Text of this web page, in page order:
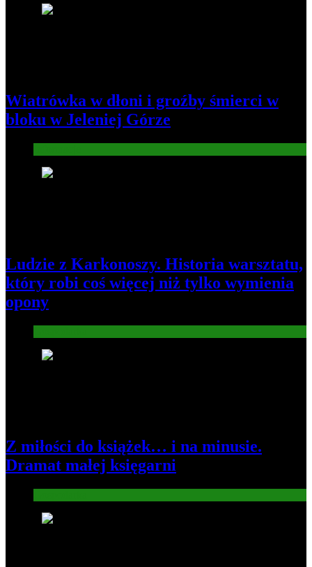
Wiatrówka w dłoni i groźby śmierci w
bloku w Jeleniej Górze
Ludzie z Karkonoszy. Historia warsztatu,
który robi coś więcej niż tylko wymienia
opony
Z miłości do książek… i na minusie.
Dramat małej księgarni